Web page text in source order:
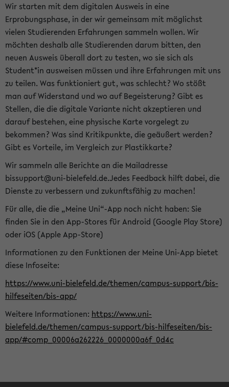
Wir starten mit dem digitalen Ausweis in eine
Erprobungsphase, in der wir gemeinsam mit möglichst
vielen Studierenden Erfahrungen sammeln wollen. Wir
möchten deshalb alle Studierenden darum bitten, den
neuen Ausweis überall dort zu testen, wo sie sich als
Student*in ausweisen müssen und ihre Erfahrungen mit uns
zu teilen. Was funktioniert gut, was schlecht? Wo stößt
man auf Widerstand und wo auf Begeisterung? Gibt es
Stellen, die die digitale Variante nicht akzeptieren und
darauf bestehen, eine physische Karte vorgelegt zu
bekommen? Was sind Kritikpunkte, die geäußert werden?
Gibt es Vorteile, im Vergleich zur Plastikkarte?
Wir sammeln alle Berichte an die Mailadresse
bissupport@uni-bielefeld.de.Jedes Feedback hilft dabei, die
Dienste zu verbessern und zukunftsfähig zu machen!
Für alle, die die „Meine Uni“-App noch nicht haben: Sie
finden Sie in den App-Stores für Android (Google Play Store)
oder iOS (Apple App-Store)
Informationen zu den Funktionen der Meine Uni-App bietet
diese Infoseite:
https://www.uni-bielefeld.de/themen/campus-support/bis-
hilfeseiten/bis-app/
Weitere Informationen: https://www.uni-
bielefeld.de/themen/campus-support/bis-hilfeseiten/bis-
app/#comp_00006a262226_0000000a6f_0d4c